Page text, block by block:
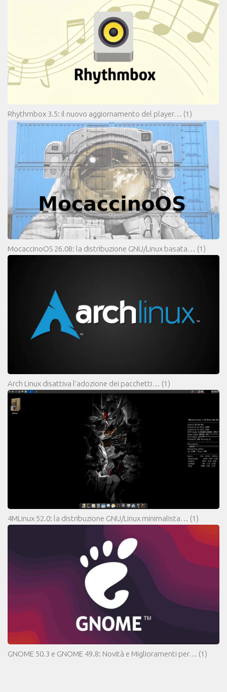
Rhythmbox 3.5: il nuovo aggiornamento del player… (1)
MocaccinoOS 26.08: la distribuzione GNU/Linux basata… (1)
Arch Linux disattiva l’adozione dei pacchetti… (1)
4MLinux 52.0: la distribuzione GNU/Linux minimalista… (1)
GNOME 50.3 e GNOME 49.8: Novità e Miglioramenti per… (1)